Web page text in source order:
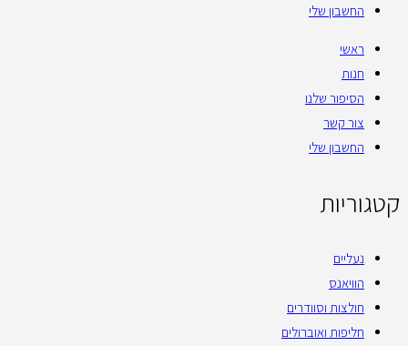
החשבון שלי
ראשי
חנות
הסיפור שלנו
צור קשר
החשבון שלי
קטגוריות
נעליים
הוויאנס
חולצות וסוודרים
חליפות ואוברולים